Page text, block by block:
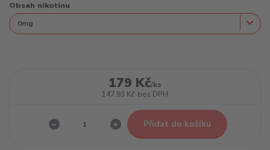
Obsah nikotinu
179 Kč/ks
147,93 Kč bez DPH
Přidat do košíku